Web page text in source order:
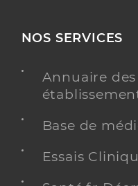
NOS SERVICES
Annuaire
Base de
Essais